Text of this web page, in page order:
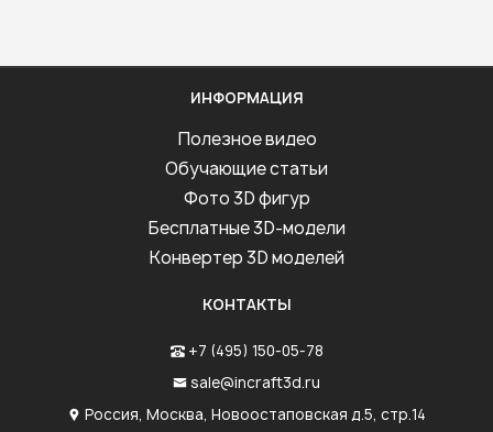
ИНФОРМАЦИЯ
Полезное видео
Обучающие статьи
Фото 3D фигур
Бесплатные 3D-модели
Конвертер 3D моделей
КОНТАКТЫ
+7 (495) 150-05-78
sale@incraft3d.ru
Россия, Москва, Новоостаповская д.5, стр.14